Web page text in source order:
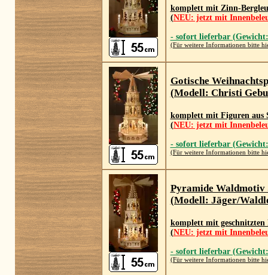
komplett mit Zinn-
(NEU: jetzt mit
- sofort lieferbar
(Für weitere Informationen bitte
Gotische
(Modell: Christi
komplett mit Figuren aus
(NEU: jetzt mit
- sofort lieferbar
(Für weitere Informationen bitte
Pyramide Waldmotiv
(Modell: Jäger/
komplett mit geschnitzten
(NEU: jetzt mit
- sofort lieferbar
(Für weitere Informationen bitte